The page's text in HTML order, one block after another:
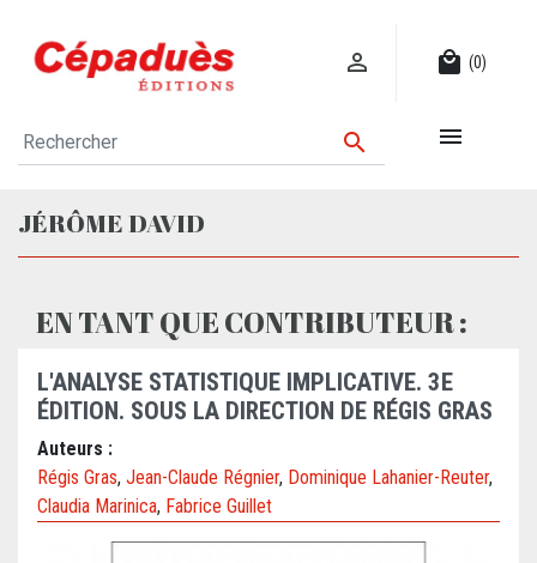
 local_mall (0)
 
JÉRÔME DAVID
EN TANT QUE CONTRIBUTEUR :
L'ANALYSE STATISTIQUE IMPLICATIVE. 3E
ÉDITION. SOUS LA DIRECTION DE RÉGIS GRAS
Auteurs :
Régis Gras, Jean-Claude Régnier, Dominique Lahanier-Reuter,
Claudia Marinica, Fabrice Guillet